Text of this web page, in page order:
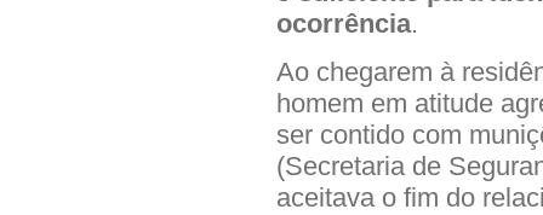
ocorrência.
Ao chegarem à
homem em atitude
ser contido com
(Secretaria de
aceitava o fim do